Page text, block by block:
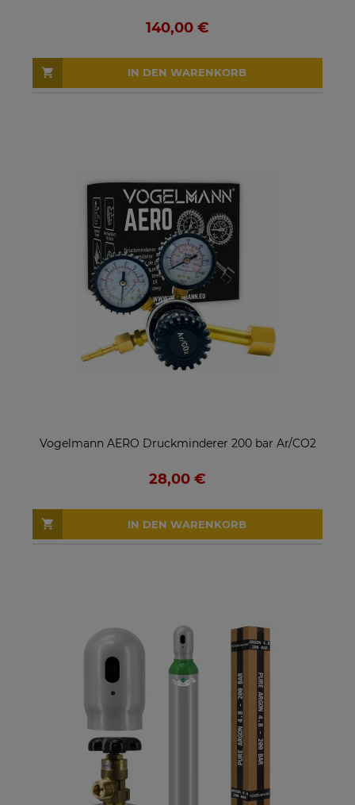
140,00 €
IN DEN WARENKORB
Vogelmann AERO Druckminderer 200 bar Ar/CO2
28,00 €
IN DEN WARENKORB